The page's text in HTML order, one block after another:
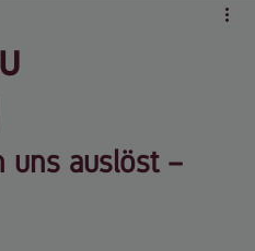
Heilpädagogik
uns auslöst –